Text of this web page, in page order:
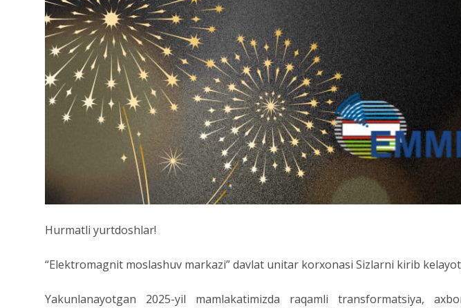
Hurmatli yurtdoshlar!
“Elektromagnit moslashuv markazi” davlat unitar korxonasi Sizlarni kirib
Yakunlanayotgan 2025-yil mamlakatimizda raqamli transformatsiya,